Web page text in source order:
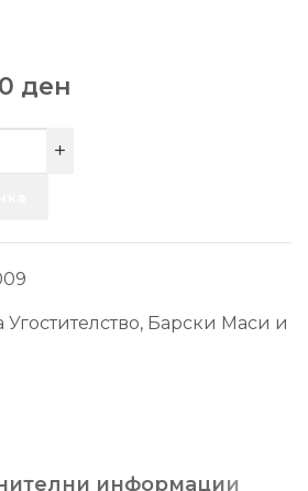
ден
Угостителство, Барски Маси и
информации